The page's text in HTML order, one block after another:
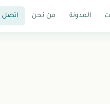
المدونة من نحن اتصل